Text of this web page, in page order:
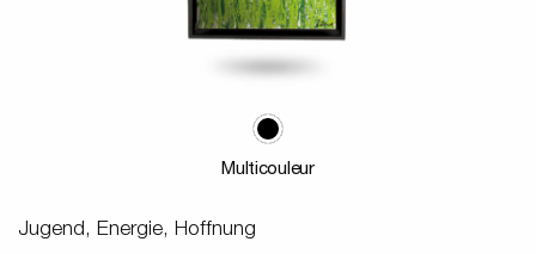
Multicouleur
Jugend, Energie, Hoffnung